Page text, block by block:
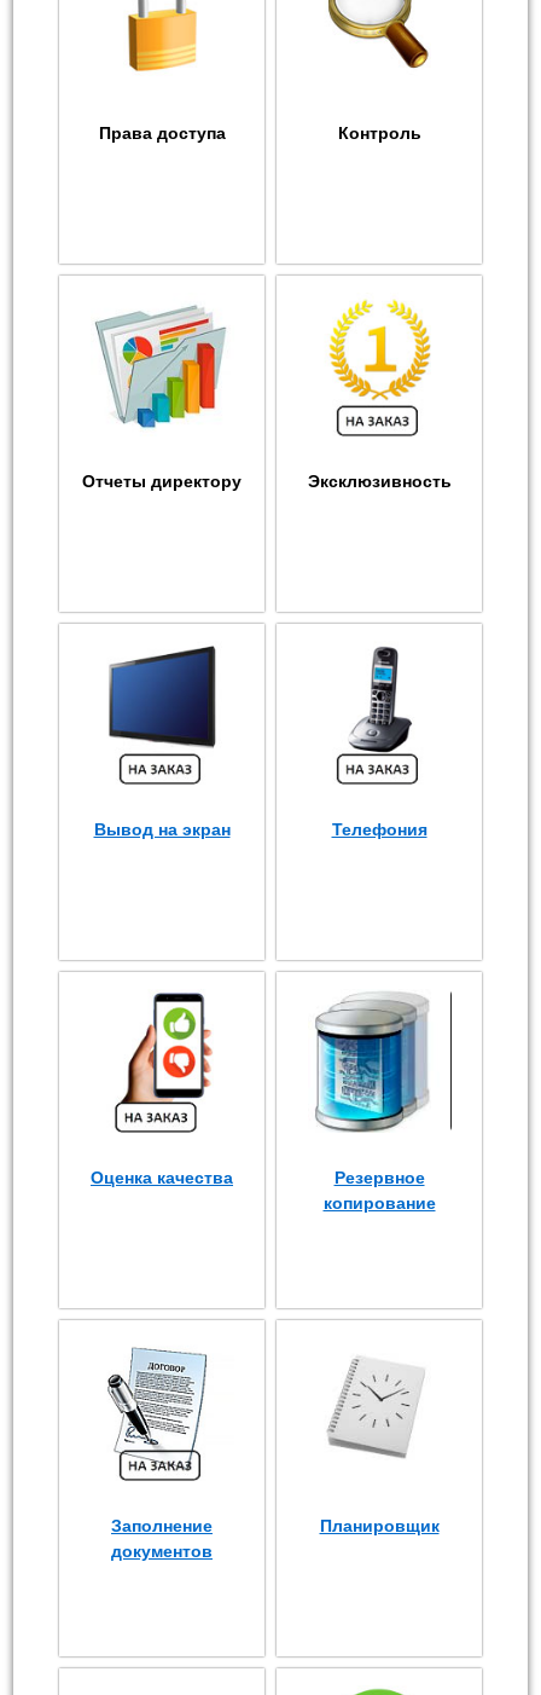
Права доступа Контроль
Отчеты директору Эксклюзивность
Вывод на экран Телефония
Оценка качества
Резервное
копирование
Заполнение
документов
Планировщик